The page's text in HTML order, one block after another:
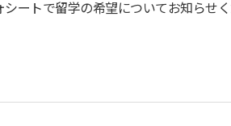
ートで留学の希望についてお知らせく